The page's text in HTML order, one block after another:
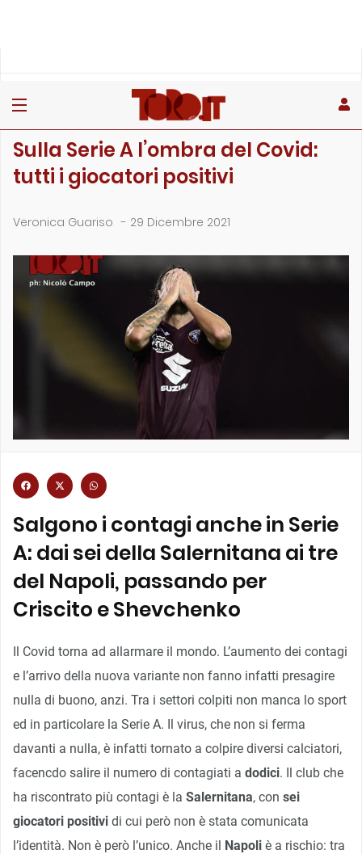
Sulla Serie A l’ombra del Covid:
tutti i giocatori positivi
Veronica Guariso - 29 Dicembre 2021
Salgono i contagi anche in Serie
A: dai sei della Salernitana ai tre
del Napoli, passando per
Criscito e Shevchenko
Il Covid torna ad allarmare il mondo. L’aumento dei contagi
e l’arrivo della nuova variante non fanno infatti presagire
nulla di buono, anzi. Tra i settori colpiti non manca lo sport
ed in particolare la Serie A. Il virus, che non si ferma
davanti a nulla, è infatti tornato a colpire diversi calciatori,
facencdo salire il numero di contagiati a dodici. Il club che
ha riscontrato più contagi è la Salernitana, con sei
giocatori positivi di cui però non è stata comunicata
l’identità. Non è però l’unico. Anche il Napoli è a rischio: tra